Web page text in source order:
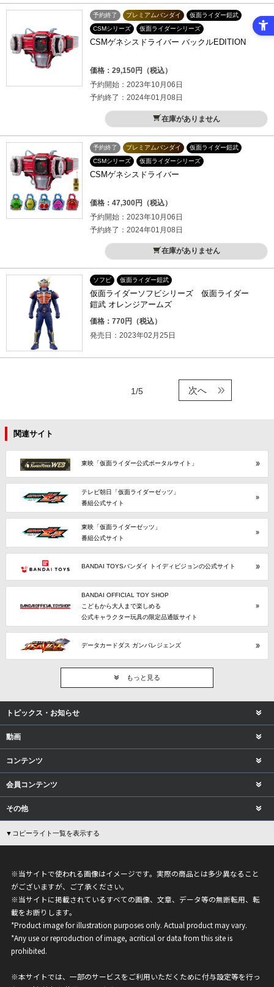
予約終了 プレミアムバンダイ
仮面ライダー鎧武
CSMシリーズ
仮面ライダーシリーズ
CSMゲネシスドライバー バックルEDITION
価格：29,150円（税込）
予約開始：2023年10月06日
予約終了：2024年01月08日
在庫がありません
予約終了 プレミアムバンダイ
仮面ライダー鎧武
CSMシリーズ
仮面ライダーシリーズ
CSMゲネシスドライバー
価格：47,300円（税込）
予約開始：2023年10月06日
予約終了：2024年01月08日
在庫がありません
ソフビ 仮面ライダー鎧武
仮面ライダーソフビシリーズ 仮面ライダー
鎧武 オレンジアームズ
価格：770円（税込）
発売日：2023年02月25日
1/5 次へ
関連サイト
東映「仮面ライダー公式ポータルサイト」
テレビ朝日「仮面ライダーゼッツ」
番組公式サイト
東映「仮面ライダーゼッツ」
番組公式サイト
BANDAI TOYSバンダイ トイディビジョンの公式サイト
BANDAI OFFICIAL TOY SHOP
こどもから大人まで楽しめる
公式キャラクター玩具の限定品通販サイト
データカードダス ガンバレジェンズ
もっと見る
トピックス・お知らせ
動画
コンテンツ
会員コンテンツ
その他
▼コピーライト一覧を表示する
※当サイトで使われる画像はイメージです。実際の商品とは多少異なること
がございますが、ご了承ください。
※当サイトに掲載されているすべての画像、文章、データ等の無断転用、転
載をお断りします。
*Product image for illustration purposes only. Actual product may vary.
*Any use or reproduction of image, acritical or data from this site is
prohibited.
※本サイトでは、一部のサービスをご利用いただくために付与設定等を行っ